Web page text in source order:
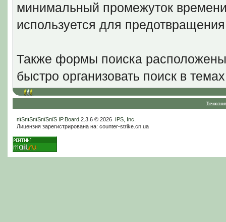
минимальный промежуток
используется для
Также формы поиска
быстро организовать поиск в
пїЅпїЅпїЅпїЅпїЅ IP.Board2.3.6 © 2026 IPS, Inc
Лицензия зарегистрирована на: counter-strike.cn.ua